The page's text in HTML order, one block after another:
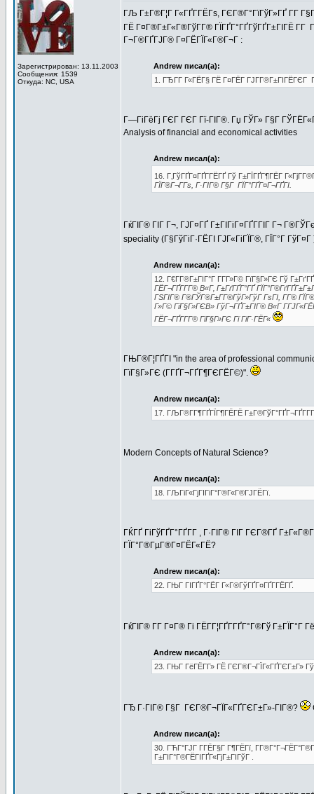
Зарегистрирован: 13.11.2003
Сообщения: 1539
Откуда: NC, USA
ГЉ Г±Г®Г¦Г Г«ГҐГ­ГЁГѕ, ГЄГ®Г°ГїГўГ»ГҐ Г­Г
ГЁ Г¤Г®Г±Г«Г®ГўГ­Г® ГЇГҐГ°ГҐГўГҐГ±ГІГЁ
Г¬Г®ГҐГЈГ® Г¤ГЁГЇГ«Г®Г¬Г :
Andrew писал(а):
1. ГЂГ­Г Г«ГЁГ§ ГЁ Г¤ГЁГ ГЈГ­Г®Г±ГІГЁГЄГ
Г—ГіГёГј ГЄГ ГЄГ Гї-ГІГ®. Гџ ГЎГ» Г§Г
Analysis of financial and economical activities
Andrew писал(а):
16. Г‚ГўГҐГ¤ГҐГ­ГЁГҐ Гў Г±ГЇГҐГ¶ГЁГ
ГЇГ®Г¬Г­Гѕ, Г·ГІГ® Г§Г ГЇГ°ГҐГ¤Г¬ГҐГІ.
ГќГІГ® ГІГ Г¬, ГЈГ¤ГҐ Г±ГІГіГ¤ГҐГ­ГІГ Г¬
speciality (Г§ГўГіГ·ГЁГІ ГЈГ«ГіГЇГ®, ГЇГ°Г
Andrew писал(а):
12. Г€Г­Г®Г±ГІГ°Г Г­Г­Г»Г© ГїГ§Г»ГЄ Гў
ГЁГ¬ГҐГ­Г­Г® В«Г‚ Г±ГґГҐГ°ГҐ
ГЅГІГ® Г®ГЎГ®Г±Г­Г®ГўГ»ГўГ ГѕГІ, Г­Г®
Г»Г© ГїГ§Г»ГЄВ» ГўГ¬ГҐГ±ГІГ® В«Г
ГЁГ¬ГҐГ­Г­Г® ГїГ§Г»ГЄ Гї ГіГ·ГЁГ«
ГЊГ®Г¦ГҐГІ "in the area of professional
ГїГ§Г»ГЄ (Г­ГҐГ¬ГҐГ¶ГЄГЁГ©)".
Andrew писал(а):
17. ГЉГ®Г­Г¶ГҐГЇГ¶ГЁГЁ
Modern Concepts of Natural Science?
Andrew писал(а):
18. ГЉГіГ«ГјГІГіГ°Г®Г«Г®ГЈГЁГї.
ГЌГҐ ГіГўГҐГ°ГҐГ­Г , Г·ГІГ® ГІГ ГЄГ®ГҐ
ГЇГ°Г®ГµГ®Г¤ГЁГ«ГЁ?
Andrew писал(а):
22. ГЊГ ГІГҐГ°ГЁГ Г«Г®ГўГҐГ¤ГҐГ­ГЁГҐ.
ГќГІГ® Г­Г Г¤Г® Гі ГЁГ­Г¦ГҐГ­ГҐГ°Г®Гў Г±ГЇГ°Г
Andrew писал(а):
23. ГЊГ ГёГЁГ­Г» ГЁ ГЄГ®Г¬ГЇГ«ГҐГЄГ±Г» Гў
ГЂ Г·ГІГ® Г§Г ГЄГ®Г¬ГЇГ«ГҐГЄГ±Г»-ГІГ®?
Andrew писал(а):
30. ГЋГ°ГЈГ Г­ГЁГ§Г Г¶ГЁГї,
Г±ГІГ°Г®ГЁГІГҐГ«ГјГ±ГІГўГ .